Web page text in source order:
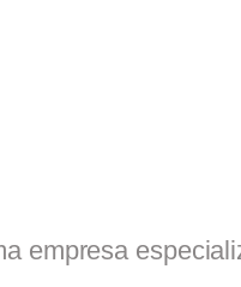
empresa